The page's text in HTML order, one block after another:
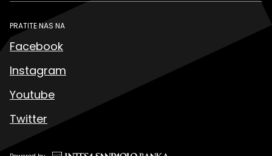
PRATITE NAS NA
Facebook
Instagram
Youtube
Twitter